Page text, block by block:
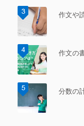
作文や
作文の
分数の